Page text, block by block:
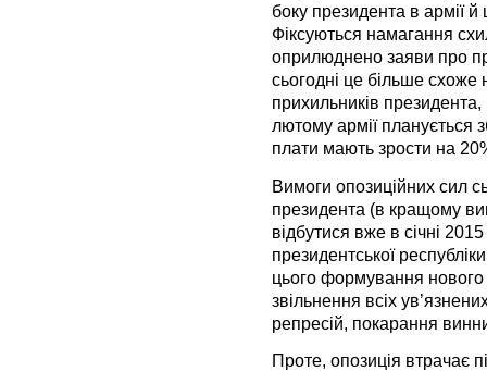
боку президента в армії й
Фіксуються намагання
оприлюднено заяви про
сьогодні це більше схоже
прихильників
лютому армії планується
плати мають зрости на
Вимоги опозиційних сил
президента (в кращому
відбутися вже в січні
президентської
цього формування
звільнення всіх
репресій, покарання
Проте, опозиція втрачає